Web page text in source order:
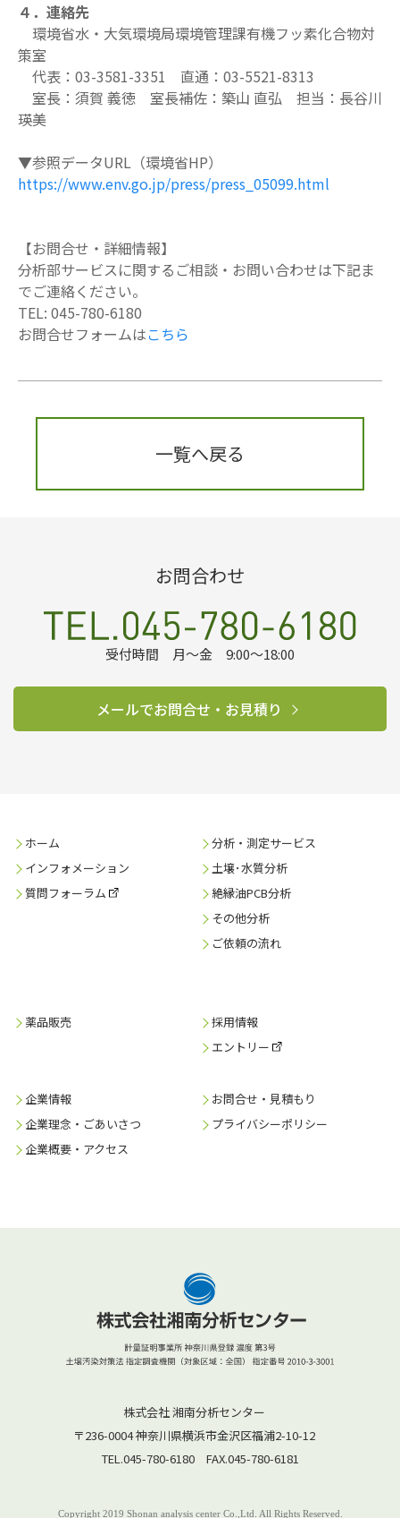
４．連絡先
環境省水・大気環境局環境管理課有機フッ素化合物対
策室
代表：03-3581-3351 直通：03-5521-8313
室長：須賀 義徳 室長補佐：築山 直弘 担当：長谷川
瑛美
▼参照データURL（環境省HP）
https://www.env.go.jp/press/press_05099.html
【お問合せ・詳細情報】
分析部サービスに関するご相談・お問い合わせは下記ま
でご連絡ください。
TEL: 045-780-6180
お問合せフォームはこちら
一覧へ戻る
お問合わせ
受付時間 月～金 9:00～18:00
メールでお問合せ・お見積り
ホーム
インフォメーション
質問フォーラム
分析・測定サービス
土壌･水質分析
絶縁油PCB分析
その他分析
ご依頼の流れ
薬品販売
採用情報
エントリー
企業情報
企業理念・ごあいさつ
企業概要・アクセス
お問合せ・見積もり
プライバシーポリシー
株式会社 湘南分析センター
〒236-0004 神奈川県横浜市金沢区福浦2-10-12
TEL.045-780-6180 FAX.045-780-6181
Copyright 2019 Shonan analysis center Co.,Ltd. All Rights Reserved.